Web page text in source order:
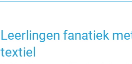
Leerlingen fanatiek
textiel